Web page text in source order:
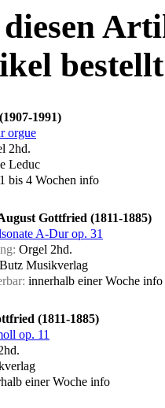
1991)
orgue
2hd.
Leduc
bis 4 Wochen info
Gottfried (1811-1885)
A-Dur op. 31
Orgel 2hd.
Butz Musikverlag
innerhalb einer Woche info
(1811-1885)
op. 11
einer Woche info